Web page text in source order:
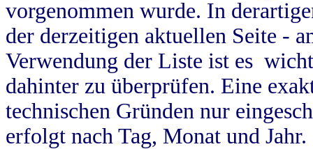
vorgenommen wurde. In
der derzeitigen aktuellen Seite -
Verwendung der Liste ist es
dahinter zu überprüfen. Eine
technischen Gründen nur
erfolgt nach Tag, Monat und Jahr.